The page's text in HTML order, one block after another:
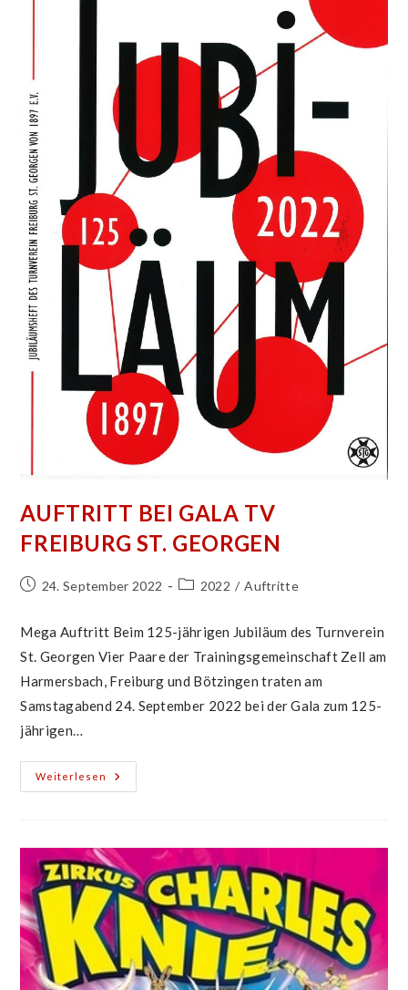
AUFTRITT BEI GALA TV
FREIBURG ST. GEORGEN
Beitrag24. September 2022
Beitrags-
2022 / Auftritte
Mega Auftritt Beim 125-jährigen Jubiläum des Turnverein
St. Georgen Vier Paare der Trainingsgemeinschaft Zell am
Harmersbach, Freiburg und Bötzingen traten am
Samstagabend 24. September 2022 bei der Gala zum 125-
jährigen…
Weiterlesen
Auftritt
Bei
Georgen